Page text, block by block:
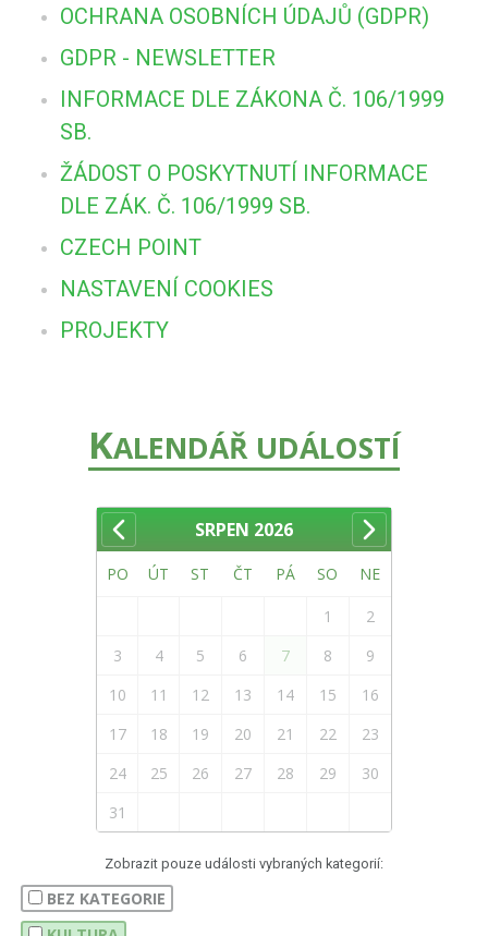
OCHRANA OSOBNÍCH ÚDAJŮ (GDPR)
GDPR - NEWSLETTER
INFORMACE DLE ZÁKONA Č. 106/1999
SB.
ŽÁDOST O POSKYTNUTÍ INFORMACE
DLE ZÁK. Č. 106/1999 SB.
CZECH POINT
NASTAVENÍ COOKIES
PROJEKTY
KALENDÁŘ UDÁLOSTÍ
SRPEN 2026
PO ÚT ST ČT PÁ SO NE
1
2
3
4 5 6 7 8
9
10
11 12 13 14 15
16
17
18 19 20 21 22
23
24
25 26 27 28 29
30
31
Zobrazit pouze události vybraných kategorií:
BEZ KATEGORIE